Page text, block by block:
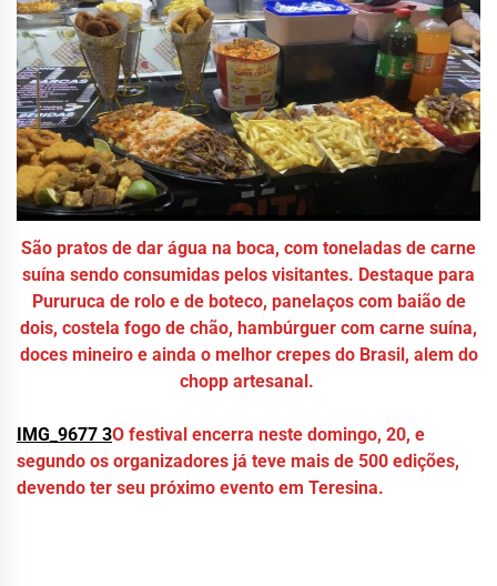
São pratos de dar água na boca, com toneladas de carne
suína sendo consumidas pelos visitantes. Destaque para
Pururuca de rolo e de boteco, panelaços com baião de
dois, costela fogo de chão, hambúrguer com carne suína,
doces mineiro e ainda o melhor crepes do Brasil, alem do
chopp artesanal.
IMG_9677 3O festival encerra neste domingo, 20, e
segundo os organizadores já teve mais de 500 edições,
devendo ter seu próximo evento em Teresina.